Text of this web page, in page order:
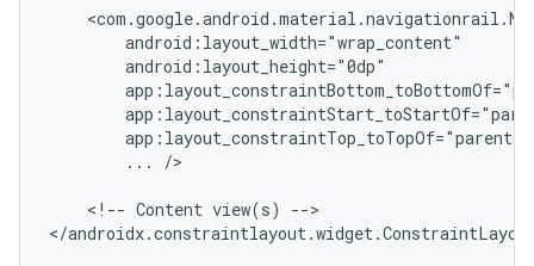
...
/>
<!-- Content view(s)
-->
</